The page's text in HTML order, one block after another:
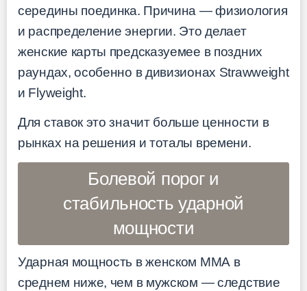
середины поединка. Причина — физиология
и распределение энергии. Это делает
женские карты предсказуемее в поздних
раундах, особенно в дивизионах Strawweight
и Flyweight.
Для ставок это значит больше ценности в
рынках на решения и тоталы времени.
Болевой порог и
стабильность ударной
мощности
Ударная мощность в женском ММА в
среднем ниже, чем в мужском — следствие